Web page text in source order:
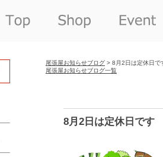
尾張屋お知らせブログ > 8月2日は定休日で
尾張屋お知らせブログ一覧
8月2日は定休日です